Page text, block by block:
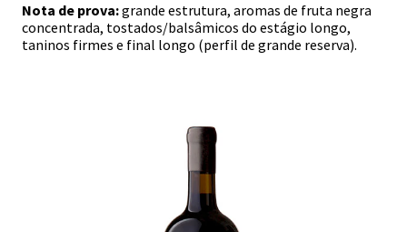
Nota de prova:grande estrutura, aromas de fruta negra
concentrada, tostados/balsâmicos do estágio longo,
taninos firmes e final longo (perfil de grande reserva).